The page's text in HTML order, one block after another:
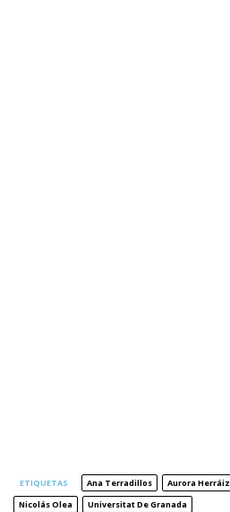
ETIQUETAS Ana Terradillos Aurora Herráiz
Nicolás Olea
Universitat De Granada